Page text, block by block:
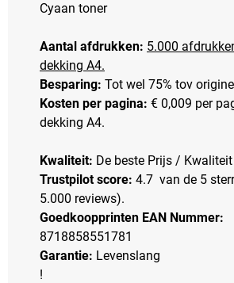
Cyaan toner
Aantal afdrukken: 5.000
dekking A4.
Besparing: Tot wel 75% tov
Kosten per pagina: € 0,009 per
dekking A4.
Kwaliteit: De beste Prijs /
Trustpilot score: 4.7 van de 5
5.000 reviews).
Goedkoopprinten EAN Nummer:
8718858551781
Garantie: Levenslang
!